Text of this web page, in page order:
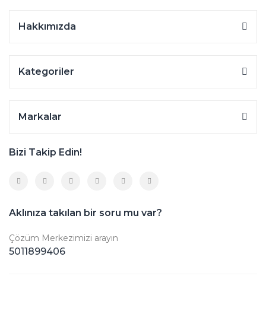
Hakkımızda
Kategoriler
Markalar
Bizi Takip Edin!
Aklınıza takılan bir soru mu var?
Çözüm Merkezimizi arayın
5011899406